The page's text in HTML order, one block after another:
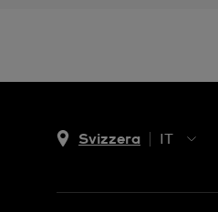
Svizzera
IT
DE